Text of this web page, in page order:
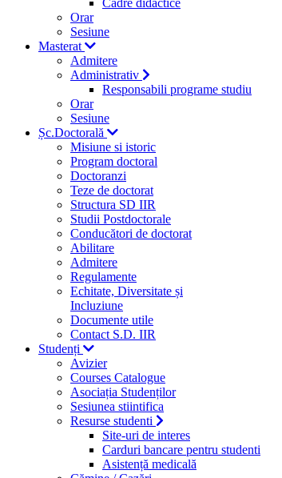
Cadre didactice
Orar
Sesiune
Masterat
Admitere
Administrativ
Responsabili programe studiu
Orar
Sesiune
Șc.Doctorală
Misiune si istoric
Program doctoral
Doctoranzi
Teze de doctorat
Structura SD IIR
Studii Postdoctorale
Conducători de doctorat
Abilitare
Admitere
Regulamente
Echitate, Diversitate și
Incluziune
Documente utile
Contact S.D. IIR
Studenți
Avizier
Courses Catalogue
Asociația Studenților
Sesiunea stiintifica
Resurse studenti
Site-uri de interes
Carduri bancare pentru studenti
Asistență medicală